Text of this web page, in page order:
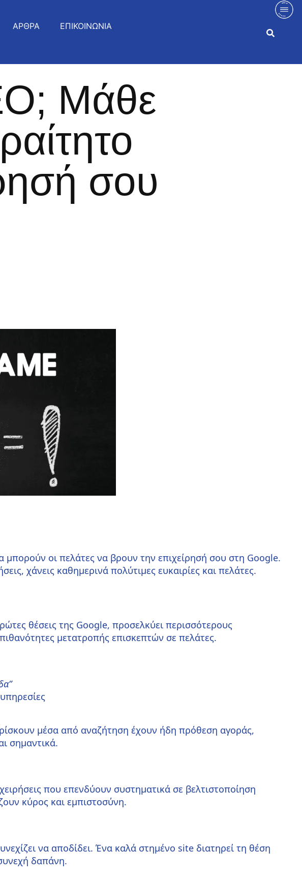
ΑΡΘΡΑ ΕΠΙΚΟΙΝΩΝΙΑ
Μάθε
σου
μπορούν οι πελάτες να βρουν την επιχείρησή σου στη Google.
χάνεις καθημερινά πολύτιμες ευκαιρίες και πελάτες.
θέσεις της Google, προσελκύει περισσότερους
μετατροπής επισκεπτών σε πελάτες.
μέσα από αναζήτηση έχουν ήδη πρόθεση αγοράς,
σημαντικά.
που επενδύουν συστηματικά σε βελτιστοποίηση
κύρος και εμπιστοσύνη.
να αποδίδει. Ένα καλά στημένο site διατηρεί τη θέση
δαπάνη.